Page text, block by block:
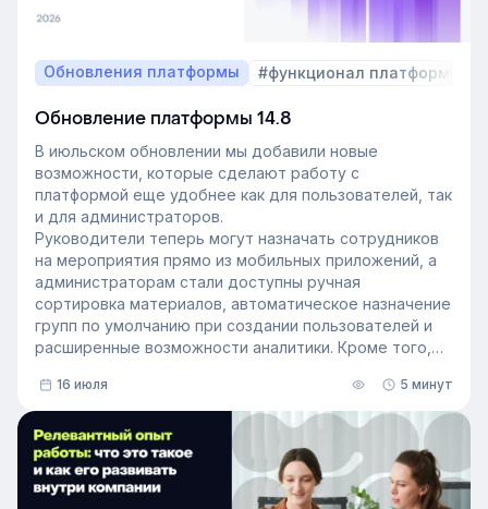
Обновления платформы #функционал платформы
Обновление платформы 14.8
В июльском обновлении мы добавили новые
возможности, которые сделают работу с
платформой еще удобнее как для пользователей, так
и для администраторов.
Руководители теперь могут назначать сотрудников
на мероприятия прямо из мобильных приложений, а
администраторам стали доступны ручная
сортировка материалов, автоматическое назначение
групп по умолчанию при создании пользователей и
расширенные возможности аналитики. Кроме того,
он охватывает и материалы из раздела «Проводник».
16 июля 5 минут